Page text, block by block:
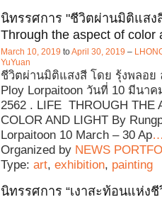
นิทรรศการ "ชีวิตผ่านมิติแสง
Through the aspect of color
March 10, 2019 toApril 30, 2019 –
YuYuan
ชีวิตผ่านมิติแสงสี โดย รุ้งพลอย
Ploy Lorpaitoon วันที่ 10 มีนาค
2562 . LIFE THROUGH THE
COLOR AND LIGHT By
Lorpaitoon 10 March – 30 Ap
Organized by NEWS
Type: art, exhibition, painting
นิทรรศการ “เงาสะท้อนแห่งชี